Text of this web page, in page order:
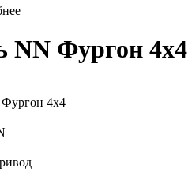
NN Фургон 4х4